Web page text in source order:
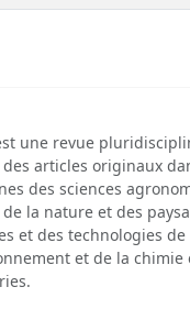
une revue
articles originaux
des sciences
la nature et des
et des technologies de
et de la chimie